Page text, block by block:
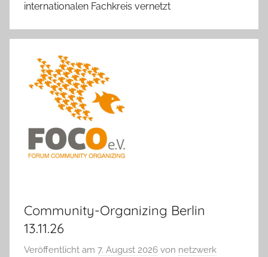
internationalen Fachkreis vernetzt
Community-Organizing Berlin
13.11.26
Veröffentlicht am 7. August 2026 von netzwerk